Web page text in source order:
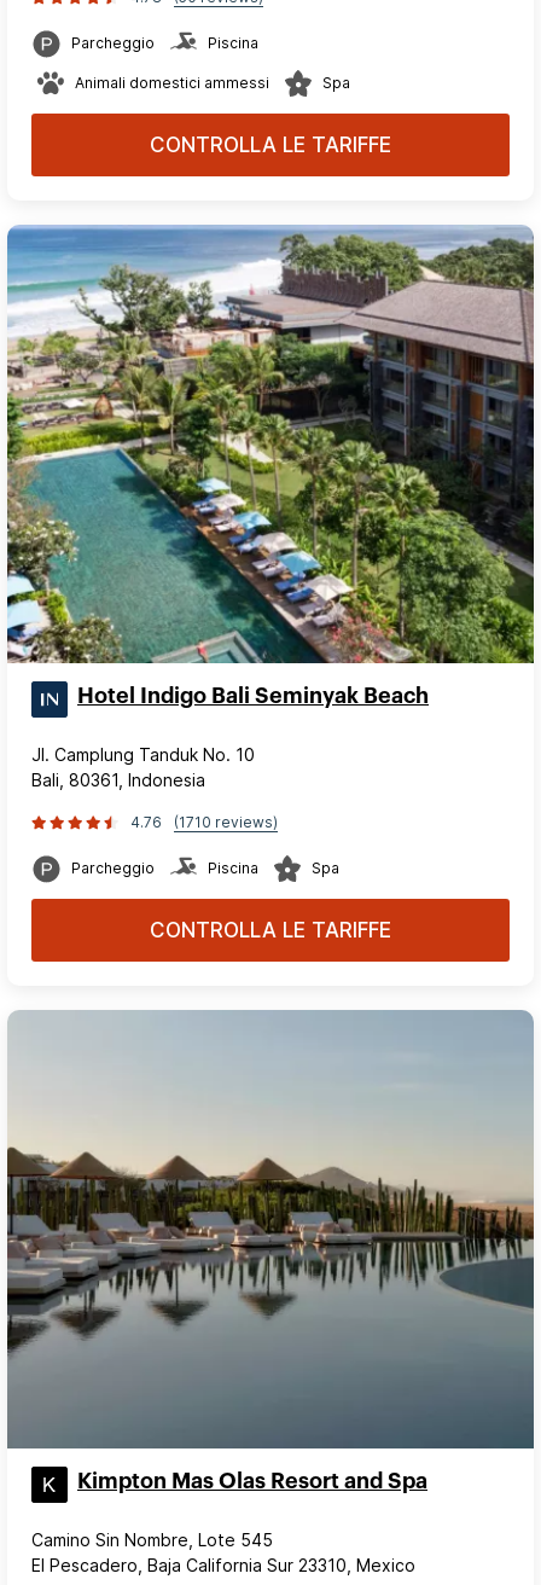
Parcheggio Piscina
Animali domestici ammessi Spa
CONTROLLA LE TARIFFE
Hotel Indigo Bali Seminyak Beach
Jl. Camplung Tanduk No. 10
Bali, 80361, Indonesia
4.76 (1710 reviews)
Parcheggio Piscina Spa
CONTROLLA LE TARIFFE
Kimpton Mas Olas Resort and Spa
Camino Sin Nombre, Lote 545
El Pescadero, Baja California Sur 23310, Mexico